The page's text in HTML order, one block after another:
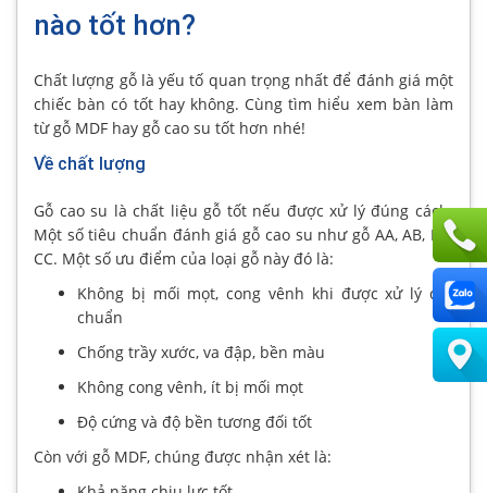
nào tốt hơn?
Chất lượng gỗ là yếu tố quan trọng nhất để đánh giá một
chiếc bàn có tốt hay không. Cùng tìm hiểu xem bàn làm
từ gỗ MDF hay gỗ cao su tốt hơn nhé!
Về chất lượng
Gỗ cao su là chất liệu gỗ tốt nếu được xử lý đúng cách.
Một số tiêu chuẩn đánh giá gỗ cao su như gỗ AA, AB, BC,
CC. Một số ưu điểm của loại gỗ này đó là:
Không bị mối mọt, cong vênh khi được xử lý đạt
chuẩn
Chống trầy xước, va đập, bền màu
Không cong vênh, ít bị mối mọt
Độ cứng và độ bền tương đối tốt
Còn với gỗ MDF, chúng được nhận xét là: